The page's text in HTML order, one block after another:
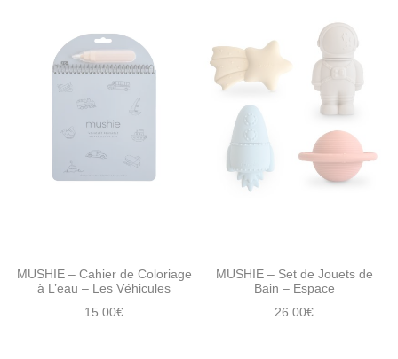
MUSHIE – Cahier de Coloriage
à L’eau – Les Véhicules
15.00€
MUSHIE – Set de Jouets de
Bain – Espace
26.00€